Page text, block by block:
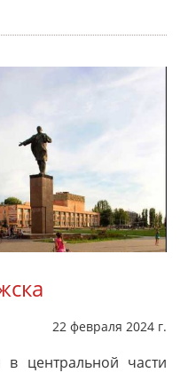
22 февраля 2024 г.
центральной части